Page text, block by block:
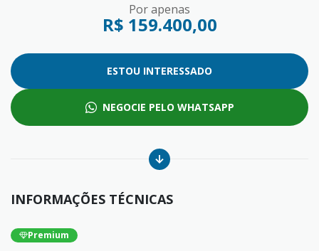
Por apenas
R$ 159.400,00
ESTOU INTERESSADO
NEGOCIE PELO WHATSAPP
INFORMAÇÕES TÉCNICAS
Premium